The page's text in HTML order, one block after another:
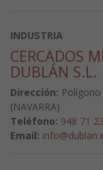
INDUSTRIA
CERCADOS
DUBLÁN S.L.
Dirección:
(NAVARRA)
Teléfono: 948 71
Email: